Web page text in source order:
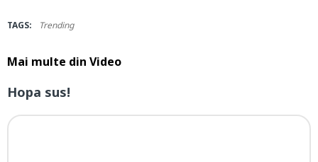
TAGS: Trending
Mai multe din Video
Hopa sus!